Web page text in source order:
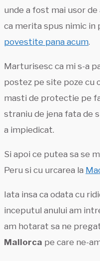
unde a fost mai usor de
ca merita spus nimic in
povestite pana acum.
Marturisesc ca mi s-a
postez pe site poze cu
masti de protectie pe
straniu de jena fata de
a impiedicat.
Si apoi ce putea sa se
Peru si cu urcarea la
Iata insa ca odata cu
inceputul anului am
am hotarat sa ne
Mallorca pe care ne-